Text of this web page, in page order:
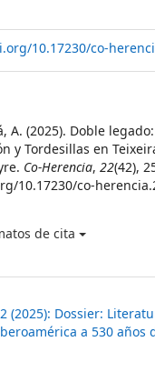
10.17230/co-
A. (2025). Doble
y Tordesillas en
Co-Herencia, 22(42),
10.17230/co-
de cita
(2025): Dossier:
a 530 años